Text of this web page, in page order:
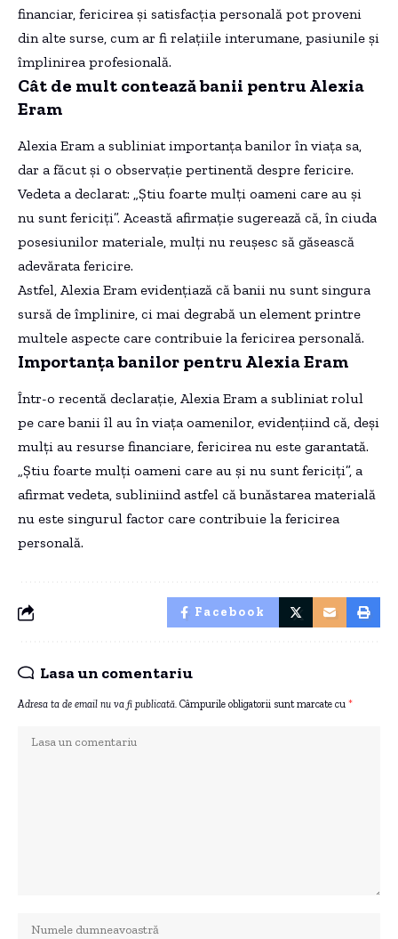
financiar, fericirea și satisfacția personală pot proveni
din alte surse, cum ar fi relațiile interumane, pasiunile și
împlinirea profesională.
Cât de mult contează banii pentru Alexia
Eram
Alexia Eram a subliniat importanța banilor în viața sa,
dar a făcut și o observație pertinentă despre fericire.
Vedeta a declarat: „Știu foarte mulți oameni care au și
nu sunt fericiți”. Această afirmație sugerează că, în ciuda
posesiunilor materiale, mulți nu reușesc să găsească
adevărata fericire.
Astfel, Alexia Eram evidențiază că banii nu sunt singura
sursă de împlinire, ci mai degrabă un element printre
multele aspecte care contribuie la fericirea personală.
Importanța banilor pentru Alexia Eram
Într-o recentă declarație, Alexia Eram a subliniat rolul
pe care banii îl au în viața oamenilor, evidențiind că, deși
mulți au resurse financiare, fericirea nu este garantată.
„Știu foarte mulți oameni care au și nu sunt fericiți”, a
afirmat vedeta, subliniind astfel că bunăstarea materială
nu este singurul factor care contribuie la fericirea
personală.
Facebook
Lasa un comentariu
Adresa ta de email nu va fi publicată. Câmpurile obligatorii sunt marcate cu *